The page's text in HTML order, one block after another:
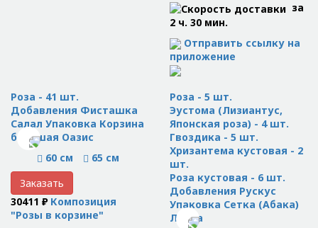
за
2 ч. 30 мин.
Отправить ссылку на
приложение
Роза - 41 шт.
Добавления Фисташка
Салал Упаковка Корзина
большая Оазис
60 см
65 см
Заказать
30411 ₽ Композиция
"Розы в корзине"
Роза - 5 шт.
Эустома (Лизиантус,
Японская роза) - 4 шт.
Гвоздика - 5 шт.
Хризантема кустовая - 2
шт.
Роза кустовая - 6 шт.
Добавления Рускус
Упаковка Сетка (Абака)
Лента